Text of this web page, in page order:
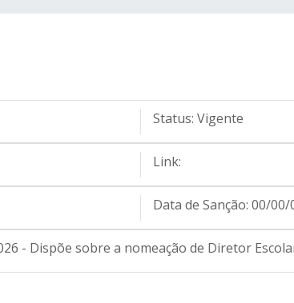
Status: Vigente
Link:
Data de Sanção: 00/00/
- Dispõe sobre a nomeação de Diretor